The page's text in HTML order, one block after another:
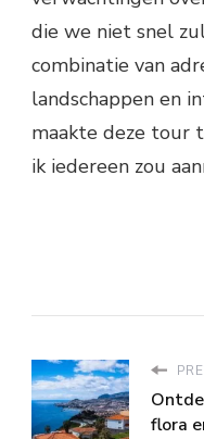
die we niet snel
combinatie van
landschappen en
maakte deze tour
ik iedereen zou
flora